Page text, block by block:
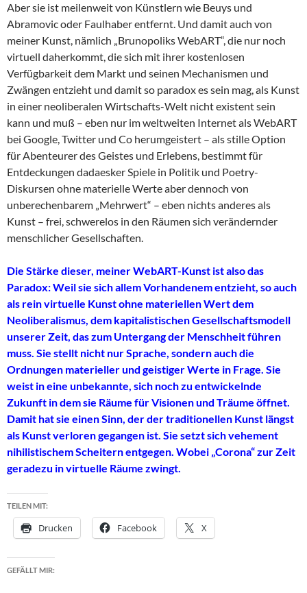
Aber sie ist meilenweit von Künstlern wie Beuys und
Abramovic oder Faulhaber entfernt. Und damit auch von
meiner Kunst, nämlich „Brunopoliks WebART“, die nur noch
virtuell daherkommt, die sich mit ihrer kostenlosen
Verfügbarkeit dem Markt und seinen Mechanismen und
Zwängen entzieht und damit so paradox es sein mag, als Kunst
in einer neoliberalen Wirtschafts-Welt nicht existent sein
kann und muß – eben nur im weltweiten Internet als WebART
bei Google, Twitter und Co herumgeistert – als stille Option
für Abenteurer des Geistes und Erlebens, bestimmt für
Entdeckungen dadaesker Spiele in Politik und Poetry-
Diskursen ohne materielle Werte aber dennoch von
unberechenbarem „Mehrwert“ – eben nichts anderes als
Kunst – frei, schwerelos in den Räumen sich verändernder
menschlicher Gesellschaften.
Die Stärke dieser, meiner WebART-Kunst ist also das
Paradox: Weil sie sich allem Vorhandenem entzieht, so auch
als rein virtuelle Kunst ohne materiellen Wert dem
Neoliberalismus, dem kapitalistischen Gesellschaftsmodell
unserer Zeit, das zum Untergang der Menschheit führen
muss. Sie stellt nicht nur Sprache, sondern auch die
Ordnungen materieller und geistiger Werte in Frage. Sie
weist in eine unbekannte, sich noch zu entwickelnde
Zukunft in dem sie Räume für Visionen und Träume öffnet.
Damit hat sie einen Sinn, der der traditionellen Kunst längst
als Kunst verloren gegangen ist. Sie setzt sich vehement
nihilistischem Scheitern entgegen. Wobei „Corona“ zur Zeit
geradezu in virtuelle Räume zwingt.
TEILEN MIT:
Drucken Facebook X
GEFÄLLT MIR: